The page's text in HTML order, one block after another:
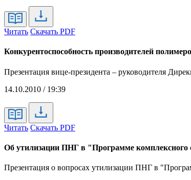
Читать Скачать PDF
Конкурентоспособность производителей
Презентация вице-президента – руководителя
14.10.2010 / 19:39
Читать Скачать PDF
Об утилизации ПНГ в "Программе
Презентация о вопросах утилизации ПНГ в